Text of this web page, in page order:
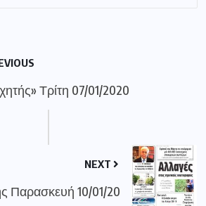
Τρίτη 07/01/2020
NEXT
Παρασκευή 10/01/20